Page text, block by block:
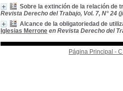
Sobre la extinción de la relación de
Revista Derecho del Trabajo, Vol. 7, N° 24
Alcance de la obligatoriedad de
Iglesias Merrone en Revista Derecho del
Página Principal -